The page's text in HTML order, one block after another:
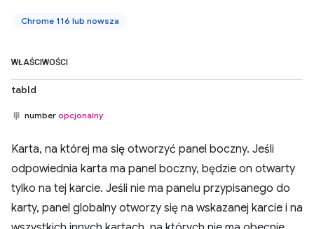
Chrome 116 lub nowsza
WŁAŚCIWOŚCI
tabId
number opcjonalny
Karta, na której ma się otworzyć panel boczny. Jeśli
odpowiednia karta ma panel boczny, będzie on otwarty
tylko na tej karcie. Jeśli nie ma panelu przypisanego do
karty, panel globalny otworzy się na wskazanej karcie i na